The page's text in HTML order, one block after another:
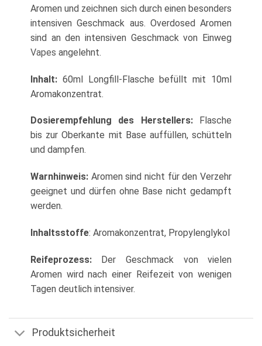
Aromen und zeichnen sich durch einen besonders
intensiven Geschmack aus. Overdosed Aromen
sind an den intensiven Geschmack von Einweg
Vapes angelehnt.
Inhalt:60ml Longfill-Flasche befüllt mit 10ml
Aromakonzentrat.
Dosierempfehlung des Herstellers:Flasche
bis zur Oberkante mit Base auffüllen, schütteln
und dampfen.
Warnhinweis:Aromen sind nicht für den Verzehr
geeignet und dürfen ohne Base nicht gedampft
werden.
Inhaltsstoffe: Aromakonzentrat, Propylenglykol
Reifeprozess:Der Geschmack von vielen
Aromen wird nach einer Reifezeit von wenigen
Tagen deutlich intensiver.
Produktsicherheit